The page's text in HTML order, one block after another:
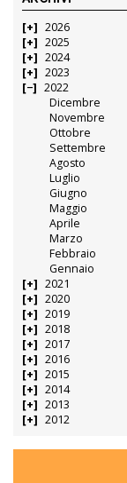
2026
2025
2024
2023
2022
Dicembre
Novembre
Ottobre
Settembre
Agosto
Luglio
Giugno
Maggio
Aprile
Marzo
Febbraio
Gennaio
2021
2020
2019
2018
2017
2016
2015
2014
2013
2012